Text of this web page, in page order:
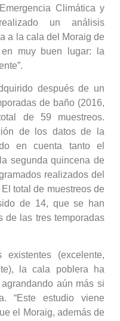
Climática y
un análisis
a la cala del Moraig de
muy buen lugar: la
después de un
de baño (2016,
de 59 muestreos.
de los datos de la
en cuenta tanto el
segunda quincena de
realizados del
total de muestreos de
de 14, que se han
de las tres temporadas
(excelente,
la cala poblera ha
aún más si
“Este estudio viene
el Moraig, además de